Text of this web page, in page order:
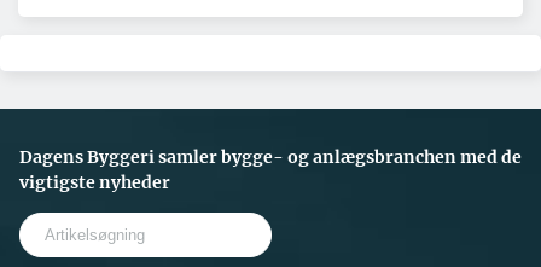
Dagens Byggeri samler bygge- og anlægsbranchen med de
vigtigste nyheder